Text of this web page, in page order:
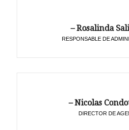
– Rosalinda
RESPONSABLE DE
– Nicolas
DIRECTOR DE